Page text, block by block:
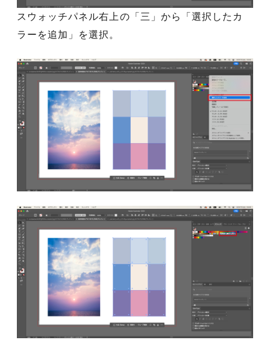
スウォッチパネル右上の「三」から「選択したカ
ラーを追加」を選択。